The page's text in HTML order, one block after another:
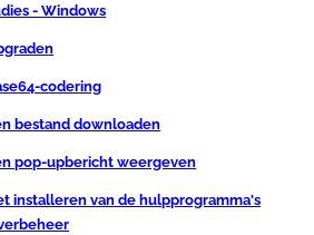
- Windows
codering
bestand downloaden
pop-upbericht weergeven
installeren van de hulpprogramma's